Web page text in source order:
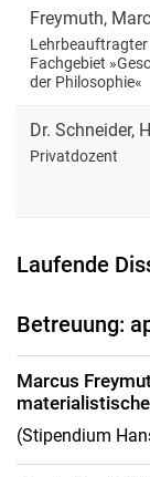
Freymuth,
Lehrbeauftragter
Fachgebiet
der Philosophie«
Dr. Schneider,
Privatdozent
Laufende
Betreuung:
Marcus
(Stipendium